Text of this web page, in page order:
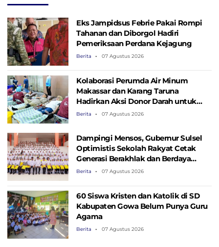
Eks Jampidsus Febrie Pakai Rompi
Tahanan dan Diborgol Hadiri
Pemeriksaan Perdana Kejagung
Berita 07 Agustus 2026
Kolaborasi Perumda Air Minum
Makassar dan Karang Taruna
Hadirkan Aksi Donor Darah untuk
Kemanusiaan
Berita 07 Agustus 2026
Dampingi Mensos, Gubernur Sulsel
Optimistis Sekolah Rakyat Cetak
Generasi Berakhlak dan Berdaya
Saing
Berita 07 Agustus 2026
60 Siswa Kristen dan Katolik di SD
Kabupaten Gowa Belum Punya Guru
Agama
Berita 07 Agustus 2026